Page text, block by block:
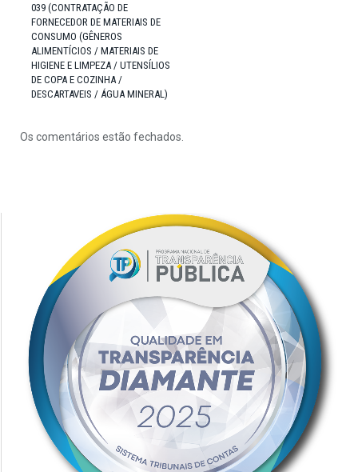
039 (CONTRATAÇÃO DE
FORNECEDOR DE MATERIAIS DE
CONSUMO (GÊNEROS
ALIMENTÍCIOS / MATERIAIS DE
HIGIENE E LIMPEZA / UTENSÍLIOS
DE COPA E COZINHA /
DESCARTAVEIS / ÁGUA MINERAL)
Os comentários estão fechados.